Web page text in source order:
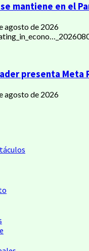
mantiene en el
agosto de 2026
presenta Meta
agosto de 2026